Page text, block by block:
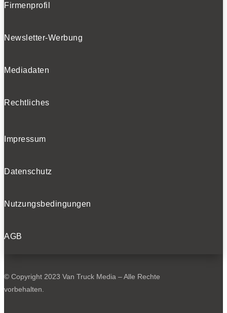
Firmenprofil
Newsletter-Werbung
Mediadaten
Rechtliches
Impressum
Datenschutz
Nutzungsbedingungen
AGB
© Copyright 2023 Van Truck Media – Alle Rechte
vorbehalten.